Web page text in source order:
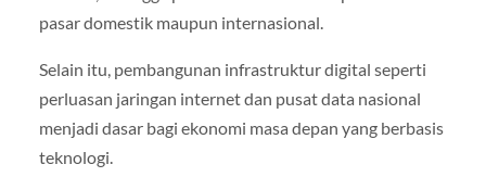
pasar domestik maupun internasional.
Selain itu, pembangunan infrastruktur digital seperti
perluasan jaringan internet dan pusat data nasional
menjadi dasar bagi ekonomi masa depan yang berbasis
teknologi.